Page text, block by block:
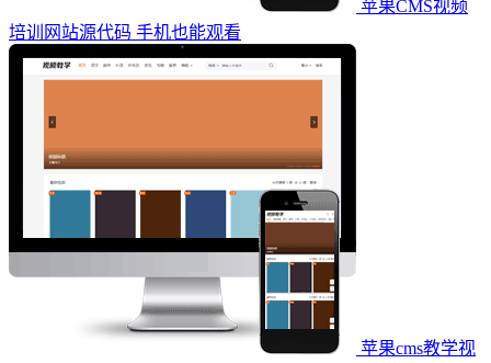
苹果CMS视频
培训网站源代码 手机也能观看
苹果cms教学视